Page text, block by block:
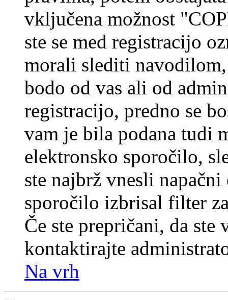
vključena možnost
ste se med registracijo
morali slediti
bodo od vas ali od
registracijo, predno se
vam je bila podana tudi
elektronsko sporočilo,
ste najbrž vnesli
sporočilo izbrisal filter
Če ste prepričani, da
kontaktirajte
Na vrh